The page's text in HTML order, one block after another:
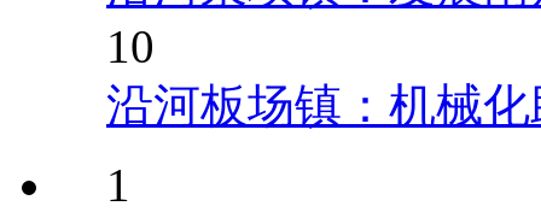
10
沿河板场镇：机械
1